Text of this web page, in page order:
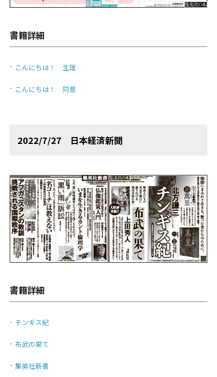
書籍詳細
こんにちは！ 生理
こんにちは！ 同意
2022/7/27 日本経済新聞
書籍詳細
チンギス紀
布武の果て
集英社新書